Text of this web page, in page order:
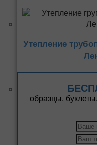
Утепление
образцы,